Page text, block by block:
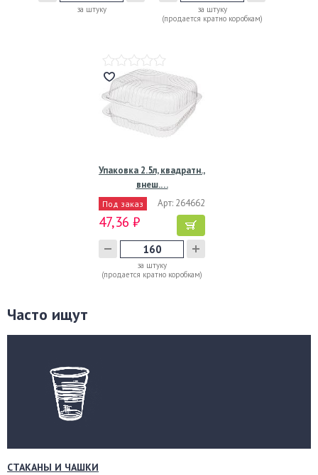
за штуку
за штуку
(продается кратно коробкам)
Упаковка 2.5л, квадратн.,
внеш.…
Под заказ Арт: 264662
47,36 ₽
за штуку
(продается кратно коробкам)
Часто ищут
СТАКАНЫ И ЧАШКИ